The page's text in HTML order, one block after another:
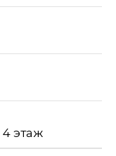
4 этаж